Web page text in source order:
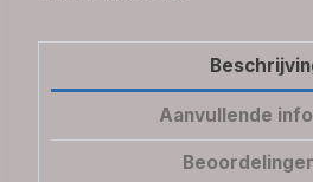
Aanvullende